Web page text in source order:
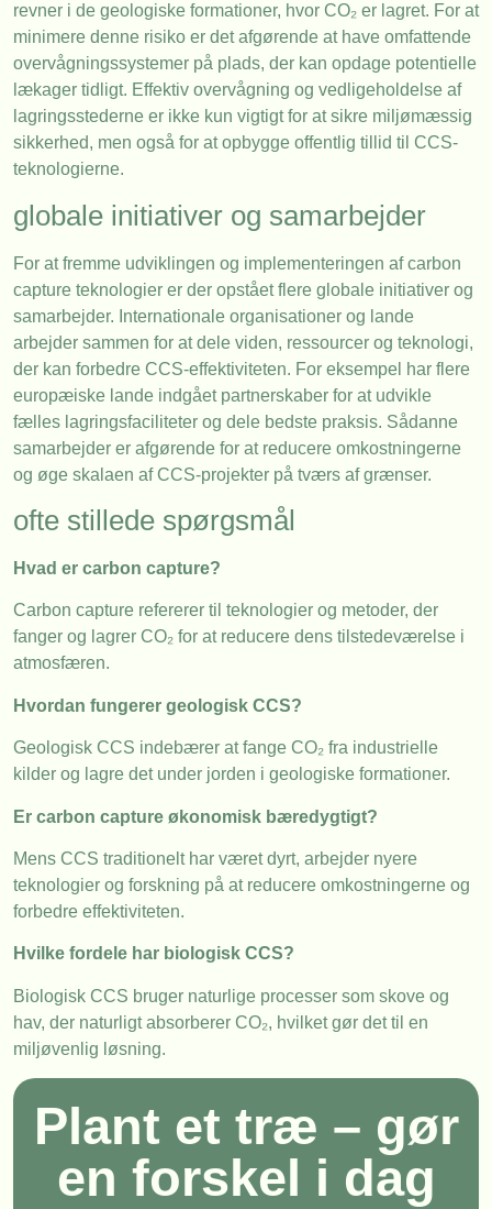
revner i de geologiske formationer, hvor CO₂ er lagret. For at
minimere denne risiko er det afgørende at have omfattende
overvågningssystemer på plads, der kan opdage potentielle
lækager tidligt. Effektiv overvågning og vedligeholdelse af
lagringsstederne er ikke kun vigtigt for at sikre miljømæssig
sikkerhed, men også for at opbygge offentlig tillid til CCS-
teknologierne.
globale initiativer og samarbejder
For at fremme udviklingen og implementeringen af carbon
capture teknologier er der opstået flere globale initiativer og
samarbejder. Internationale organisationer og lande
arbejder sammen for at dele viden, ressourcer og teknologi,
der kan forbedre CCS-effektiviteten. For eksempel har flere
europæiske lande indgået partnerskaber for at udvikle
fælles lagringsfaciliteter og dele bedste praksis. Sådanne
samarbejder er afgørende for at reducere omkostningerne
og øge skalaen af CCS-projekter på tværs af grænser.
ofte stillede spørgsmål
Hvad er carbon capture?
Carbon capture refererer til teknologier og metoder, der
fanger og lagrer CO₂ for at reducere dens tilstedeværelse i
atmosfæren.
Hvordan fungerer geologisk CCS?
Geologisk CCS indebærer at fange CO₂ fra industrielle
kilder og lagre det under jorden i geologiske formationer.
Er carbon capture økonomisk bæredygtigt?
Mens CCS traditionelt har været dyrt, arbejder nyere
teknologier og forskning på at reducere omkostningerne og
forbedre effektiviteten.
Hvilke fordele har biologisk CCS?
Biologisk CCS bruger naturlige processer som skove og
hav, der naturligt absorberer CO₂, hvilket gør det til en
miljøvenlig løsning.
Plant et træ – gør
en forskel i dag